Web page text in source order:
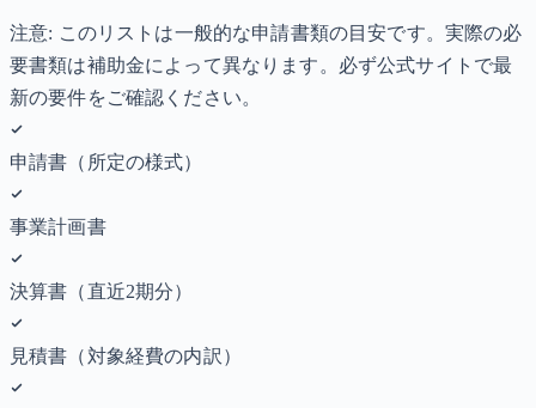
注意: このリストは一般的な申請書類の目安です。実際の必
要書類は補助金によって異なります。必ず公式サイトで最
新の要件をご確認ください。
申請書（所定の様式）
事業計画書
決算書（直近2期分）
見積書（対象経費の内訳）